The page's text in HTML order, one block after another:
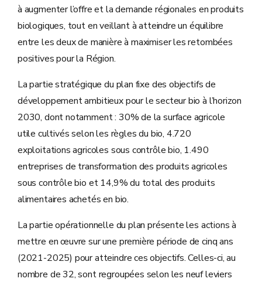
à augmenter l’offre et la demande régionales en produits
biologiques, tout en veillant à atteindre un équilibre
entre les deux de manière à maximiser les retombées
positives pour la Région.
La partie stratégique du plan fixe des objectifs de
développement ambitieux pour le secteur bio à l’horizon
2030, dont notamment : 30% de la surface agricole
utile cultivés selon les règles du bio, 4.720
exploitations agricoles sous contrôle bio, 1.490
entreprises de transformation des produits agricoles
sous contrôle bio et 14,9% du total des produits
alimentaires achetés en bio.
La partie opérationnelle du plan présente les actions à
mettre en œuvre sur une première période de cinq ans
(2021-2025) pour atteindre ces objectifs. Celles-ci, au
nombre de 32, sont regroupées selon les neuf leviers